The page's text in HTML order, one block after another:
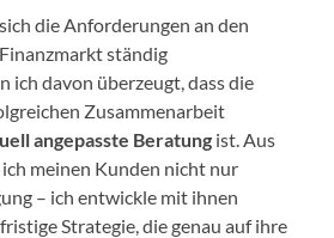
die Anforderungen an den
ständig
ich davon überzeugt, dass die
Zusammenarbeit
angepasste Beratung ist. Aus
meinen Kunden nicht nur
– ich entwickle mit ihnen
Strategie, die genau auf ihre